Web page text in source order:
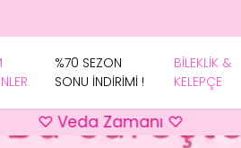
%70 SEZON
SONU İNDİRİMİ !
BİLEKLİK &
KELEPÇE
♡ Veda Zamanı ♡ ♡